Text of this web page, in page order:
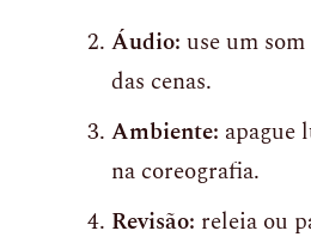
Áudio: use um
das cenas.
Ambiente: apague
na coreografia.
Revisão: releia ou